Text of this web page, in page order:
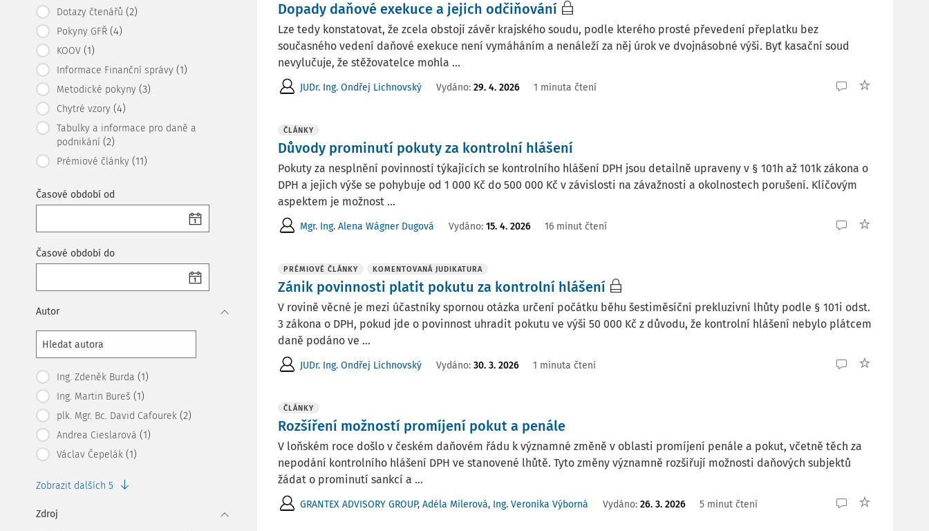
Dotazy čtenářů (2)
Pokyny GFŘ (4)
KOOV (1)
Informace Finanční správy (1)
Metodické pokyny (3)
Chytré vzory (4)
Tabulky a informace pro daně a
podnikání (2)
Prémiové články (11)
Časové období od
Časové období do
Autor
Ing. Zdeněk Burda (1)
Ing. Martin Bureš (1)
plk. Mgr. Bc. David Cafourek (2)
Andrea Cieslarová (1)
Václav Čepelák (1)
Zobrazit dalších 5
Zdroj
Dopady daňové exekuce a jejich odčiňování
Lze tedy konstatovat, že zcela obstojí závěr krajského soudu, podle kterého prosté převedení přeplatku bez
současného vedení daňové exekuce není vymáháním a nenáleží za něj úrok ve dvojnásobné výši. Byť kasační soud
nevylučuje, že stěžovatelce mohla ...
JUDr. Ing. Ondřej Lichnovský Vydáno: 29. 4. 2026 1 minuta čtení
ČLÁNKY
Důvody prominutí pokuty za kontrolní hlášení
Pokuty za nesplnění povinností týkajících se kontrolního hlášení DPH jsou detailně upraveny v § 101h až 101k zákona o
DPH a jejich výše se pohybuje od 1 000 Kč do 500 000 Kč v závislosti na závažnosti a okolnostech porušení. Klíčovým
aspektem je možnost ...
Mgr. Ing. Alena Wágner Dugová Vydáno: 15. 4. 2026 16 minut čtení
PRÉMIOVÉ ČLÁNKY KOMENTOVANÁ JUDIKATURA
Zánik povinnosti platit pokutu za kontrolní hlášení
V rovině věcné je mezi účastníky spornou otázka určení počátku běhu šestiměsíční prekluzivní lhůty podle § 101i odst.
3 zákona o DPH, pokud jde o povinnost uhradit pokutu ve výši 50 000 Kč z důvodu, že kontrolní hlášení nebylo plátcem
daně podáno ve ...
JUDr. Ing. Ondřej Lichnovský Vydáno: 30. 3. 2026 1 minuta čtení
ČLÁNKY
Rozšíření možností promíjení pokut a penále
V loňském roce došlo v českém daňovém řádu k významné změně v oblasti promíjení penále a pokut, včetně těch za
nepodání kontrolního hlášení DPH ve stanovené lhůtě. Tyto změny významně rozšiřují možnosti daňových subjektů
žádat o prominutí sankcí a ...
GRANTEX ADVISORY GROUP, Adéla Milerová, Ing. Veronika Výborná Vydáno: 26. 3. 2026 5 minut čtení